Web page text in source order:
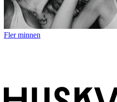
Fler minnen